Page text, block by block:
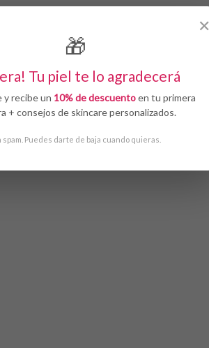
✕
🎁
Tu piel te lo agradecerá
y recibe un 10% de descuentoen tu primera
+ consejos de skincare personalizados.
spam. Puedes darte de baja cuando quieras.